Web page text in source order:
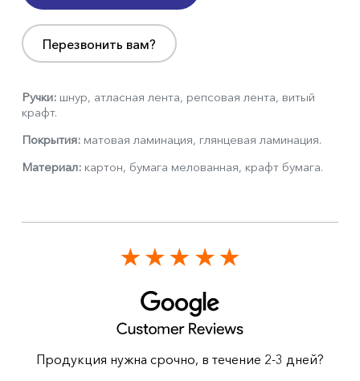
Перезвонить вам?
Ручки:шнур, атласная лента, репсовая лента, витый
крафт.
Покрытия: матовая ламинация, глянцевая ламинация.
Материал:картон, бумага мелованная, крафт бумага.
Продукция нужна срочно, в течение 2-3 дней?